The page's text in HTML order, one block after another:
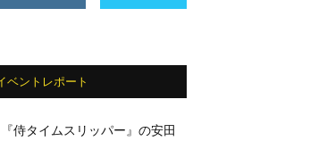
ベントレポート
『侍タイムスリッパー』の安田